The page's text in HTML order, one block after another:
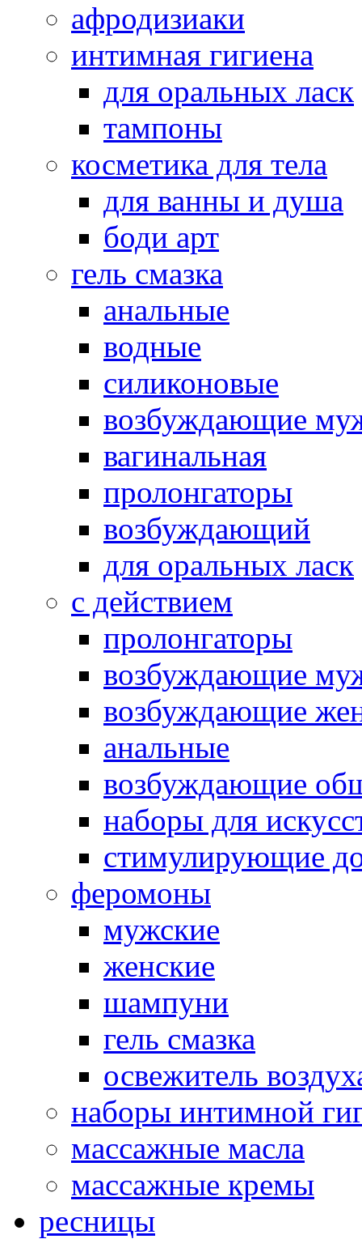
афродизиаки
интимная гигиена
для оральных ласк
тампоны
косметика для тела
для ванны и душа
боди арт
гель смазка
анальные
водные
силиконовые
возбуждающие
вагинальная
пролонгаторы
возбуждающий
для оральных ласк
с действием
пролонгаторы
возбуждающие
возбуждающие
анальные
возбуждающие
наборы для
стимулирующие
феромоны
мужские
женские
шампуни
гель смазка
освежитель
наборы интимной
массажные масла
массажные кремы
ресницы